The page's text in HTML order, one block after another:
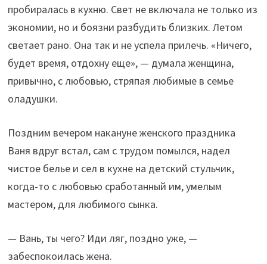
пробиралась в кухню. Свет не включала не только из
экономии, но и боязни разбудить близких. Летом
светает рано. Она так и не успела прилечь. «Ничего,
будет время, отдохну еще», — думала женщина,
привычно, с любовью, стряпая любимые в семье
оладушки.
Поздним вечером накануне женского праздника
Ваня вдруг встал, сам с трудом помылся, надел
чистое белье и сел в кухне на детский стульчик,
когда-то с любовью сработанный им, умелым
мастером, для любимого сынка.
— Вань, ты чего? Иди ляг, поздно уже, —
забеспокоилась жена.